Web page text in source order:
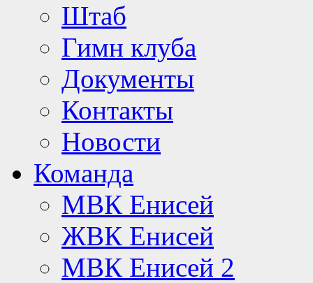
Штаб
Гимн клуба
Документы
Контакты
Новости
Команда
МВК Енисей
ЖВК Енисей
МВК Енисей 2